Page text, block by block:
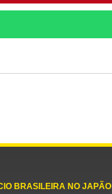
BRASILEIRA NO JAPÃO